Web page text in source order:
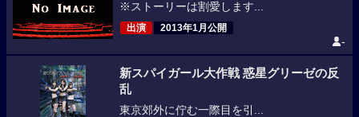
※ストーリーは割愛します...
出演 2013年1月公開
-
新スパイガール大作戦 惑星グリーゼの反
乱
東京郊外に佇む一際目を引...